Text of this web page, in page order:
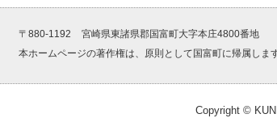
〒880-1192
宮崎県東諸県郡国富町大字本庄4800番地
本ホームページの著作権は、原則として国富町に帰属します
Copyright ©